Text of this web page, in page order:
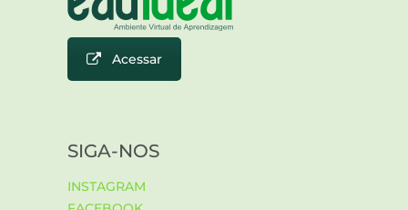
Acessar
SIGA-NOS
INSTAGRAM